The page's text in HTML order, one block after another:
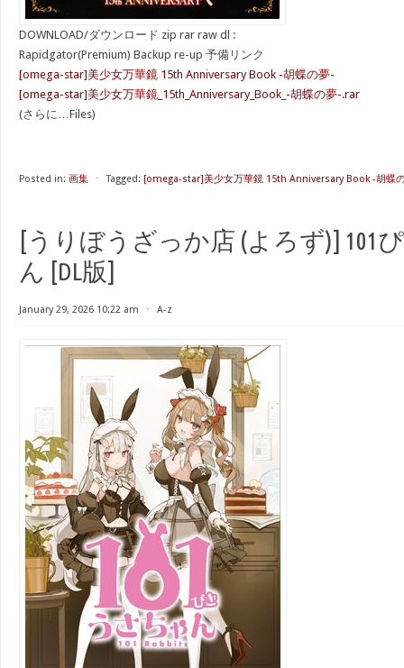
DOWNLOAD/ダウンロード zip rar raw dl :
Rapidgator(Premium) Backup re-up 予備リンク
[omega-star]美少女万華鏡 15th Anniversary Book -胡蝶の夢-
[omega-star]美少女万華鏡_15th_Anniversary_Book_-胡蝶の夢-.rar
(さらに…Files)
Posted in: 画集 ⋅ Tagged: [omega-star]美少女万華鏡 15th Anniversary Book -胡蝶
[うりぼうざっか店 (よろず)] 101
ん [DL版]
January 29, 2026 10:22 am ⋅ A-z